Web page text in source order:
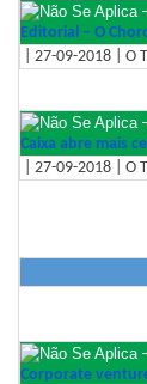
Editorial – O
| 27-09-2018 | O
Caixa abre mais
| 27-09-2018 | O
Corporate